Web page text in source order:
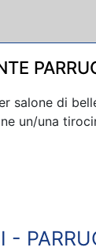
salone di
un/una
-